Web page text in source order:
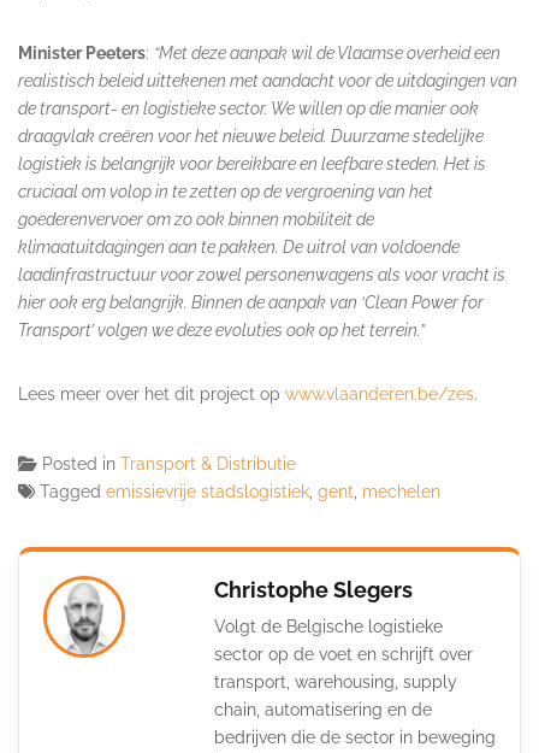
Minister Peeters: “Met deze aanpak wil de Vlaamse overheid een
realistisch beleid uittekenen met aandacht voor de uitdagingen van
de transport- en logistieke sector. We willen op die manier ook
draagvlak creëren voor het nieuwe beleid. Duurzame stedelijke
logistiek is belangrijk voor bereikbare en leefbare steden. Het is
cruciaal om volop in te zetten op de vergroening van het
goederenvervoer om zo ook binnen mobiliteit de
klimaatuitdagingen aan te pakken. De uitrol van voldoende
laadinfrastructuur voor zowel personenwagens als voor vracht is
hier ook erg belangrijk. Binnen de aanpak van ‘Clean Power for
Transport’ volgen we deze evoluties ook op het terrein.”
Lees meer over het dit project op www.vlaanderen.be/zes.
Posted in Transport & Distributie
Tagged emissievrije stadslogistiek gent mechelen
Christophe Slegers
Volgt de Belgische logistieke
sector op de voet en schrijft over
transport, warehousing, supply
chain, automatisering en de
bedrijven die de sector in beweging